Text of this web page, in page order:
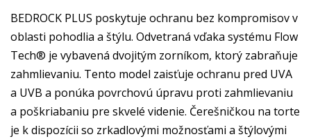
BEDROCK PLUS poskytuje ochranu bez kompromisov v
oblasti pohodlia a štýlu. Odvetraná vďaka systému Flow
Tech® je vybavená dvojitým zorníkom, ktorý zabraňuje
zahmlievaniu. Tento model zaisťuje ochranu pred UVA
a UVB a ponúka povrchovú úpravu proti zahmlievaniu
a poškriabaniu pre skvelé videnie. Čerešničkou na torte
je k dispozícii so zrkadlovými možnosťami a štýlovými